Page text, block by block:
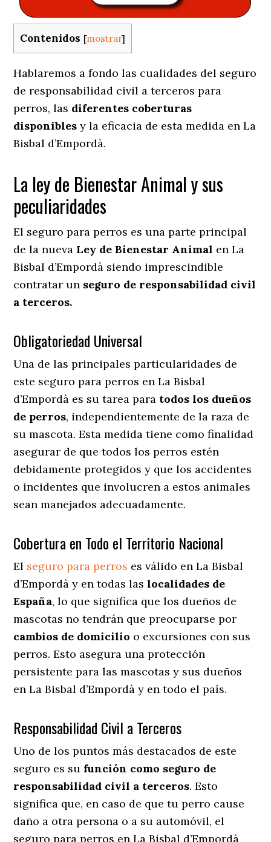
Contenidos [mostrar]
Hablaremos a fondo las cualidades del seguro
de responsabilidad civil a terceros para
perros, las diferentes coberturas
disponibles y la eficacia de esta medida en La
Bisbal d’Empordà.
La ley de Bienestar Animal y sus
peculiaridades
El seguro para perros es una parte principal
de la nueva Ley de Bienestar Animal en La
Bisbal d’Empordà siendo imprescindible
contratar un seguro de responsabilidad civil
a terceros.
Obligatoriedad Universal
Una de las principales particularidades de
este seguro para perros en La Bisbal
d’Empordà es su tarea para todos los dueños
de perros, independientemente de la raza de
su mascota. Esta medida tiene como finalidad
asegurar de que todos los perros estén
debidamente protegidos y que los accidentes
o incidentes que involucren a estos animales
sean manejados adecuadamente.
Cobertura en Todo el Territorio Nacional
El seguro para perros es válido en La Bisbal
d’Empordà y en todas laslocalidades de
España, lo que significa que los dueños de
mascotas no tendrán que preocuparse por
cambios de domicilio o excursiones con sus
perros. Esto asegura una protección
persistente para las mascotas y sus dueños
en La Bisbal d’Empordà y en todo el país.
Responsabilidad Civil a Terceros
Uno de los puntos más destacados de este
seguro es su función como seguro de
responsabilidad civil a terceros. Esto
significa que, en caso de que tu perro cause
daño a otra persona o a su automóvil, el
seguro para perros en La Bisbal d’Empordà